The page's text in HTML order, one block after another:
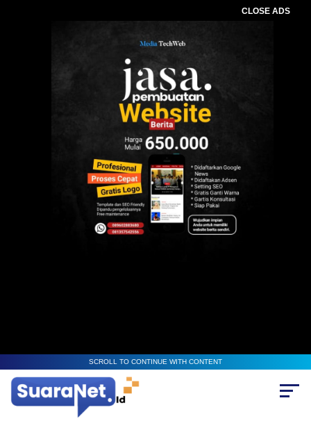
CLOSE ADS
SCROLL TO CONTINUE WITH CONTENT